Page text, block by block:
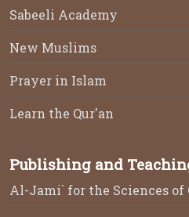
Sabeeli Academy
New Muslims
Prayer in Islam
Learn the Qur'an
Publishing and
Al-Jami` for the Sciences of